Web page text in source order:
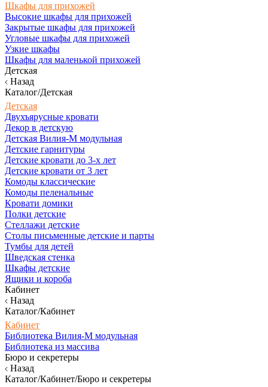
Шкафы для прихожей
Высокие шкафы для прихожей
Закрытые шкафы для прихожей
Угловые шкафы для прихожей
Узкие шкафы
Шкафы для маленькой прихожей
Детская
Назад
Каталог/Детская
Детская
Двухъярусные кровати
Декор в детскую
Детская Вилия-М модульная
Детские гарнитуры
Детские кровати до 3-х лет
Детские кровати от 3 лет
Комоды классические
Комоды пеленальные
Кровати домики
Полки детские
Стеллажи детские
Столы письменные детские и парты
Тумбы для детей
Шведская стенка
Шкафы детские
Ящики и короба
Кабинет
Назад
Каталог/Кабинет
Кабинет
Библиотека Вилия-М модульная
Библиотека из массива
Бюро и секретеры
Назад
Каталог/Кабинет/Бюро и секретеры